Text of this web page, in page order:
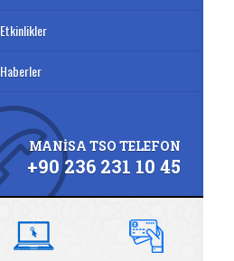
Etkinlikler
Haberler
MANİSA TSO TELEFON
+90 236 231 10 45